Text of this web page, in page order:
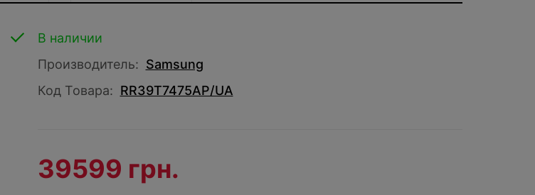
В наличии
Производитель: Samsung
Код Товара: RR39T7475AP/UA
39599 грн.